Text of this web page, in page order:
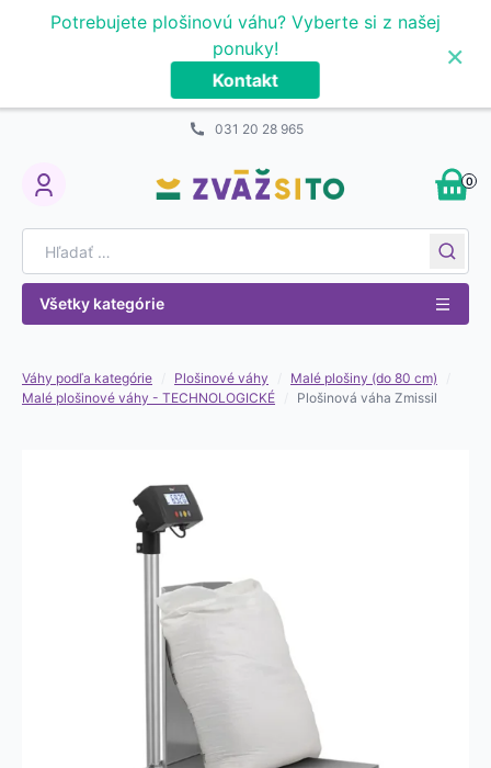
Potrebujete plošinovú váhu? Vyberte si z našej
ponuky!
Kontakt
×
031 20 28 965
My Account
0
Všetky kategórie
Váhy podľa kategórie Plošinové váhy Malé plošiny (do 80 cm)
Malé plošinové váhy - TECHNOLOGICKÉ
Plošinová váha Zmissil